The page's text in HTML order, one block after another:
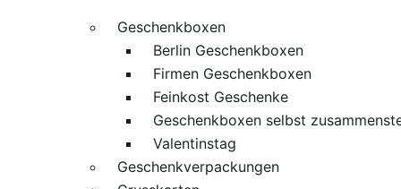
Geschenkboxen
Berlin Geschenkboxen
Firmen Geschenkboxen
Feinkost Geschenke
Geschenkboxen selbst
Valentinstag
Geschenkverpackungen